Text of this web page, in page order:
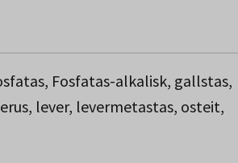
Fosfatas-alkalisk, gallstas,
lever, levermetastas, osteit,